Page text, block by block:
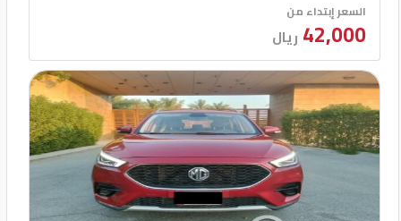
السعر إبتداء من
42,000 ريال